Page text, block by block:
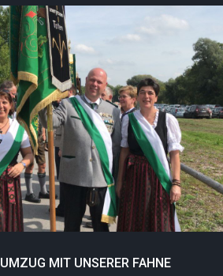
UMZUG MIT UNSERER FAHNE